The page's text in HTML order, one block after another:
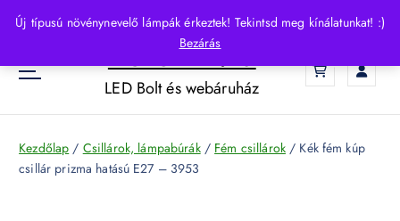
Új típusú növénynevelő lámpák érkeztek! Tekintsd meg kínálatunkat! :)
Bezárás
p
o
HelloLED.hu
LED Bolt és webáruház
Kezdőlap / Csillárok, lámpabúrák/ Fém csillárok/ Kék fém kúp
csillár prizma hatású E27 – 3953